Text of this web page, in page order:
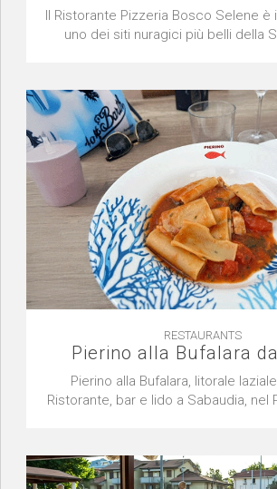
Il Ristorante Pizzeria Bosco Selene
uno dei siti nuragici più belli della
RESTAURANTS
Pierino alla Bufalara
Pierino alla Bufalara, litorale
Ristorante, bar e lido a Sabaudia, nel